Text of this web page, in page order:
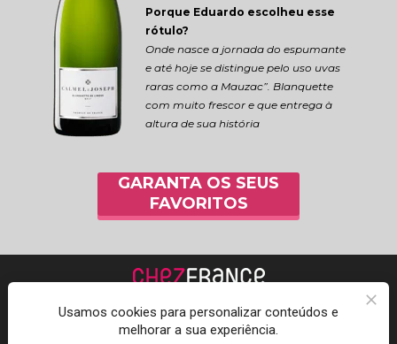
Porque Eduardo escolheu esse
rótulo?
Onde nasce a jornada do espumante
e até hoje se distingue pelo uso uvas
raras como a Mauzac”. Blanquette
com muito frescor e que entrega à
altura de sua história
GARANTA OS SEUS
FAVORITOS
Usamos cookies para personalizar conteúdos e
melhorar a sua experiência.